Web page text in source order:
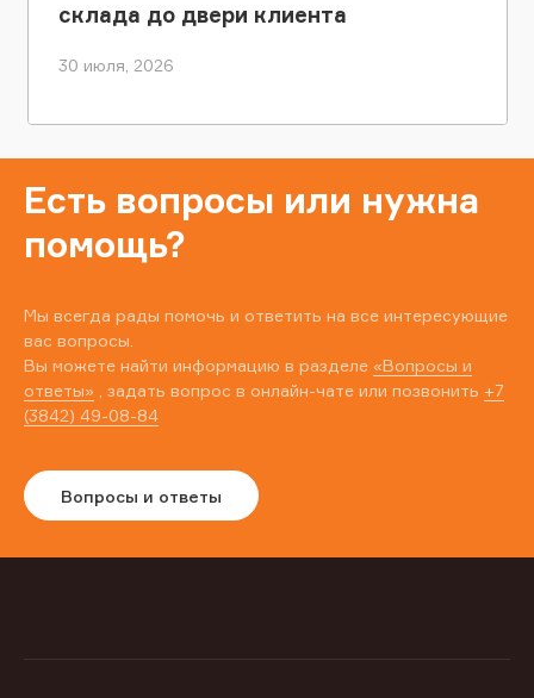
склада до двери клиента
30 июля, 2026
Есть вопросы или нужна
помощь?
Мы всегда рады помочь и ответить на все интересующие
вас вопросы.
Вы можете найти информацию в разделе «Вопросы и
ответы» , задать вопрос в онлайн-чате или позвонить +7
(3842) 49-08-84
Вопросы и ответы